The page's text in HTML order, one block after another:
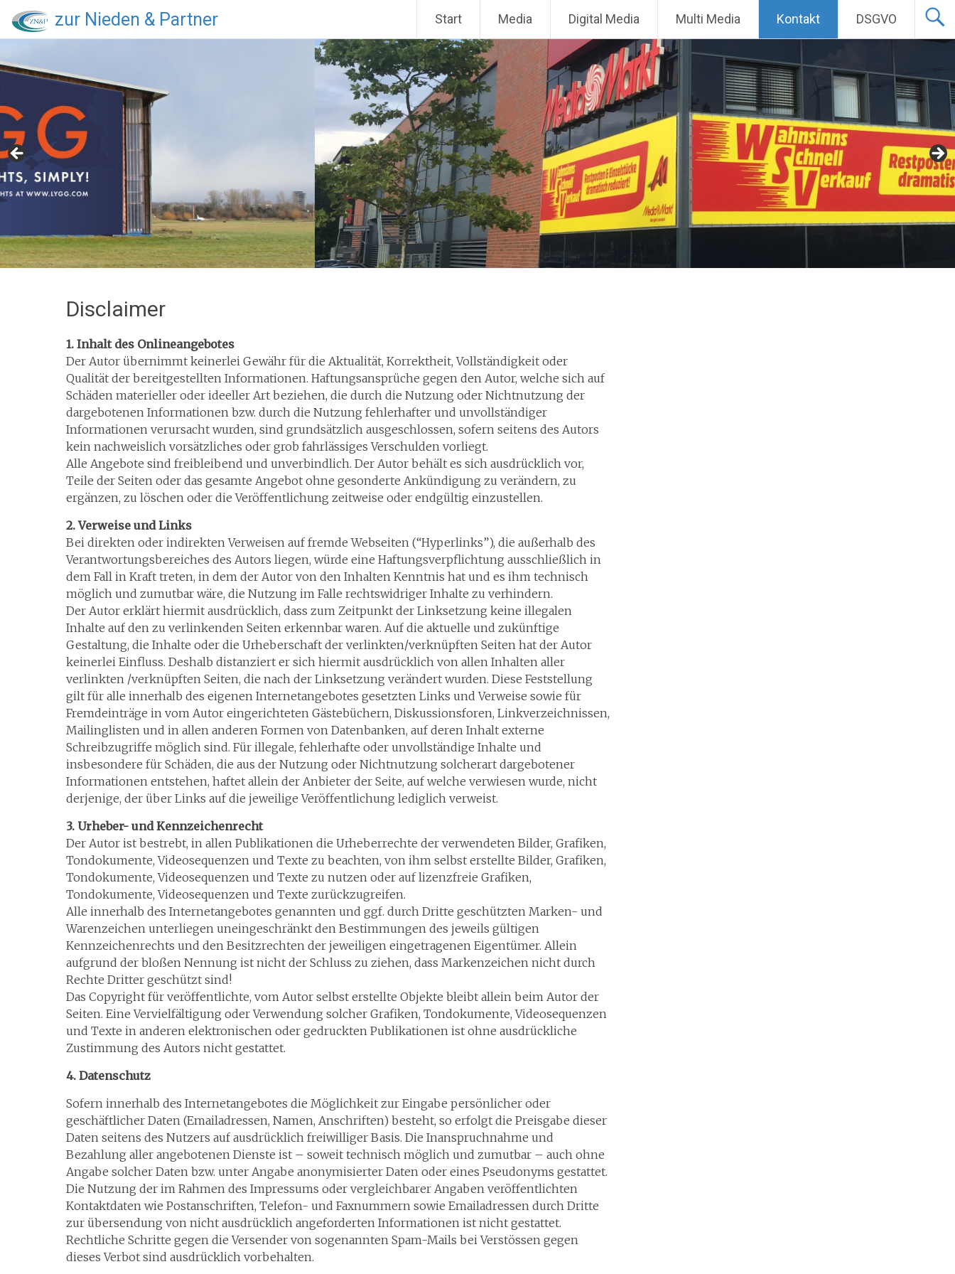
zur Nieden & Partner
Inhalt
springen
Start Media Digital Media Multi Media Kontakt DSGVO
Disclaimer
1. Inhalt des Onlineangebotes
Der Autor übernimmt keinerlei Gewähr für die Aktualität, Korrektheit, Vollständigkeit oder
Qualität der bereitgestellten Informationen. Haftungsansprüche gegen den Autor, welche sich auf
Schäden materieller oder ideeller Art beziehen, die durch die Nutzung oder Nichtnutzung der
dargebotenen Informationen bzw. durch die Nutzung fehlerhafter und unvollständiger
Informationen verursacht wurden, sind grundsätzlich ausgeschlossen, sofern seitens des Autors
kein nachweislich vorsätzliches oder grob fahrlässiges Verschulden vorliegt.
Alle Angebote sind freibleibend und unverbindlich. Der Autor behält es sich ausdrücklich vor,
Teile der Seiten oder das gesamte Angebot ohne gesonderte Ankündigung zu verändern, zu
ergänzen, zu löschen oder die Veröffentlichung zeitweise oder endgültig einzustellen.
2. Verweise und Links
Bei direkten oder indirekten Verweisen auf fremde Webseiten (“Hyperlinks”), die außerhalb des
Verantwortungsbereiches des Autors liegen, würde eine Haftungsverpflichtung ausschließlich in
dem Fall in Kraft treten, in dem der Autor von den Inhalten Kenntnis hat und es ihm technisch
möglich und zumutbar wäre, die Nutzung im Falle rechtswidriger Inhalte zu verhindern.
Der Autor erklärt hiermit ausdrücklich, dass zum Zeitpunkt der Linksetzung keine illegalen
Inhalte auf den zu verlinkenden Seiten erkennbar waren. Auf die aktuelle und zukünftige
Gestaltung, die Inhalte oder die Urheberschaft der verlinkten/verknüpften Seiten hat der Autor
keinerlei Einfluss. Deshalb distanziert er sich hiermit ausdrücklich von allen Inhalten aller
verlinkten /verknüpften Seiten, die nach der Linksetzung verändert wurden. Diese Feststellung
gilt für alle innerhalb des eigenen Internetangebotes gesetzten Links und Verweise sowie für
Fremdeinträge in vom Autor eingerichteten Gästebüchern, Diskussionsforen, Linkverzeichnissen,
Mailinglisten und in allen anderen Formen von Datenbanken, auf deren Inhalt externe
Schreibzugriffe möglich sind. Für illegale, fehlerhafte oder unvollständige Inhalte und
insbesondere für Schäden, die aus der Nutzung oder Nichtnutzung solcherart dargebotener
Informationen entstehen, haftet allein der Anbieter der Seite, auf welche verwiesen wurde, nicht
derjenige, der über Links auf die jeweilige Veröffentlichung lediglich verweist.
3. Urheber- und Kennzeichenrecht
Der Autor ist bestrebt, in allen Publikationen die Urheberrechte der verwendeten Bilder, Grafiken,
Tondokumente, Videosequenzen und Texte zu beachten, von ihm selbst erstellte Bilder, Grafiken,
Tondokumente, Videosequenzen und Texte zu nutzen oder auf lizenzfreie Grafiken,
Tondokumente, Videosequenzen und Texte zurückzugreifen.
Alle innerhalb des Internetangebotes genannten und ggf. durch Dritte geschützten Marken- und
Warenzeichen unterliegen uneingeschränkt den Bestimmungen des jeweils gültigen
Kennzeichenrechts und den Besitzrechten der jeweiligen eingetragenen Eigentümer. Allein
aufgrund der bloßen Nennung ist nicht der Schluss zu ziehen, dass Markenzeichen nicht durch
Rechte Dritter geschützt sind!
Das Copyright für veröffentlichte, vom Autor selbst erstellte Objekte bleibt allein beim Autor der
Seiten. Eine Vervielfältigung oder Verwendung solcher Grafiken, Tondokumente, Videosequenzen
und Texte in anderen elektronischen oder gedruckten Publikationen ist ohne ausdrückliche
Zustimmung des Autors nicht gestattet.
4. Datenschutz
Sofern innerhalb des Internetangebotes die Möglichkeit zur Eingabe persönlicher oder
geschäftlicher Daten (Emailadressen, Namen, Anschriften) besteht, so erfolgt die Preisgabe dieser
Daten seitens des Nutzers auf ausdrücklich freiwilliger Basis. Die Inanspruchnahme und
Bezahlung aller angebotenen Dienste ist – soweit technisch möglich und zumutbar – auch ohne
Angabe solcher Daten bzw. unter Angabe anonymisierter Daten oder eines Pseudonyms gestattet.
Die Nutzung der im Rahmen des Impressums oder vergleichbarer Angaben veröffentlichten
Kontaktdaten wie Postanschriften, Telefon- und Faxnummern sowie Emailadressen durch Dritte
zur übersendung von nicht ausdrücklich angeforderten Informationen ist nicht gestattet.
Rechtliche Schritte gegen die Versender von sogenannten Spam-Mails bei Verstössen gegen
dieses Verbot sind ausdrücklich vorbehalten.